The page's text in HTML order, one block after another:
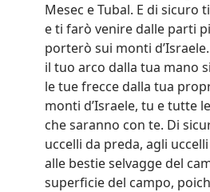
Mesec e Tubal. E di
e ti farò venire dalle parti
porterò sui monti
il tuo arco dalla tua mano
le tue frecce dalla tua
monti d’Israele, tu e tutte
che saranno con te. Di
uccelli da preda, agli
alle bestie selvagge del
superficie del campo,